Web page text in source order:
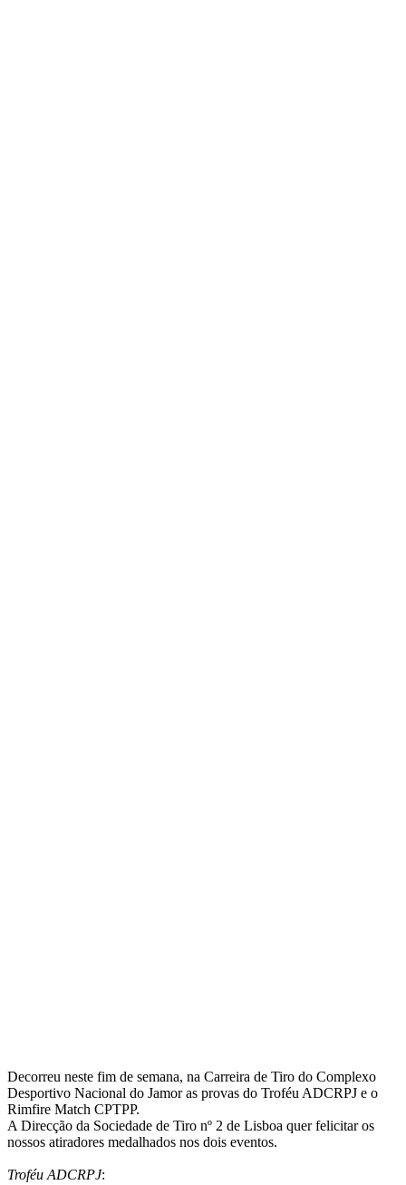
Decorreu neste fim de semana, na Carreira de Tiro do Complexo
Desportivo Nacional do Jamor as provas do Troféu ADCRPJ e o
Rimfire Match CPTPP.
A Direcção da Sociedade de Tiro nº 2 de Lisboa quer felicitar os
nossos atiradores medalhados nos dois eventos.
Troféu ADCRPJ: